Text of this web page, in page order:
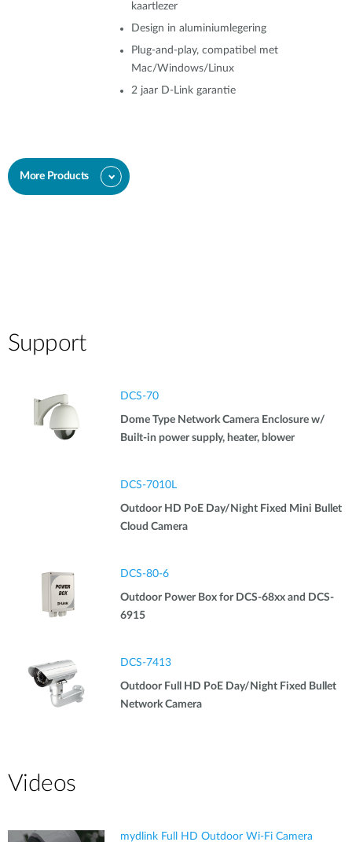
kaartlezer
Design in aluminiumlegering
Plug-and-play, compatibel met
Mac/Windows/Linux
2 jaar D‑Link garantie
More Products
Support
DCS-70
Dome Type Network Camera Enclosure w/
Built-in power supply, heater, blower
DCS-7010L
Outdoor HD PoE Day/Night Fixed Mini Bullet
Cloud Camera
DCS-80-6
Outdoor Power Box for DCS-68xx and DCS-
6915
DCS-7413
Outdoor Full HD PoE Day/Night Fixed Bullet
Network Camera
Videos
mydlink Full HD Outdoor Wi-Fi Camera